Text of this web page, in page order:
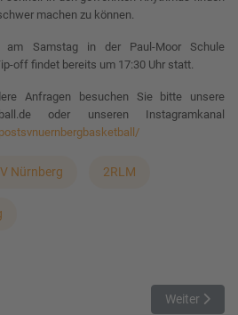
machen zu können.
am Samstag in der Paul-Moor Schule
off findet bereits um 17:30 Uhr statt.
Anfragen besuchen Sie bitte unsere
oder unseren Instagramkanal
Nürnberg 2RLM
Auftaktspiel für die MTV Baskets
Nächster
Weiter